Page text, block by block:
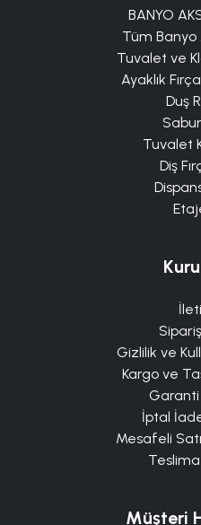
BANYO
Tüm Banyo
Tuvalet ve
Ayaklık
Duş
Tuvalet
Diş
Gizlilik ve
Kargo ve
İptal
Mesafeli
Müşteri